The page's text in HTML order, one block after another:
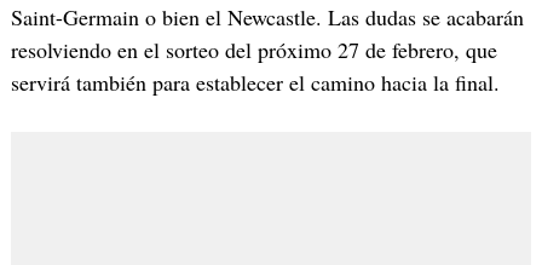
Saint-Germain o bien el Newcastle. Las dudas se acabarán
resolviendo en el sorteo del próximo 27 de febrero, que
servirá también para establecer el camino hacia la final.